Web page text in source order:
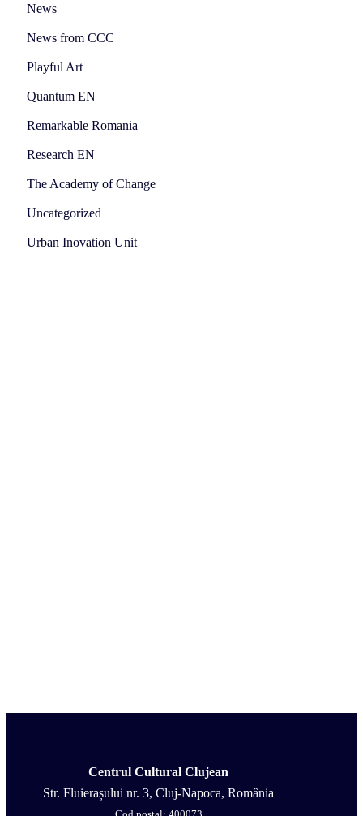
News
News from CCC
Playful Art
Quantum EN
Remarkable Romania
Research EN
The Academy of Change
Uncategorized
Urban Inovation Unit
Centrul Cultural Clujean
Str. Fluierașului nr. 3, Cluj-Napoca, România